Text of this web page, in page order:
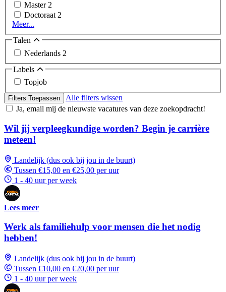
Master 2
Doctoraat 2
Meer...
Talen
Nederlands 2
Labels
Topjob
Filters Toepassen
Alle filters wissen
Ja, email mij de nieuwste vacatures van deze zoekopdracht!
Wil jij verpleegkundige worden? Begin je carrière
meteen!
Landelijk (dus ook bij jou in de buurt)
Tussen €15,00 en €25,00 per uur
1 - 40 uur per week
Lees meer
Werk als familiehulp voor mensen die het nodig
hebben!
Landelijk (dus ook bij jou in de buurt)
Tussen €10,00 en €20,00 per uur
1 - 40 uur per week